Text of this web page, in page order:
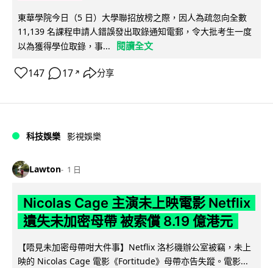
東華學院今日（5 日）大學聯招放榜之際，因人為疏忽向全數
11,139 名課程申請人錯誤發出取錄通知電郵，令大批考生一度
以為獲得學位取錄，事...
閱讀全文
147 17 ↗ 分享
科技娛樂 影視娛樂
Lawton 1 日
Nicolas Cage 主演未上映電影 Netflix
遺失未加密母帶 被索償 8.19 億港元
【唔見未加密母帶咁大件事】Netflix 洛杉磯辦公室被竊，未上
映的 Nicolas Cage 電影《Fortitude》母帶亦告失蹤。電影...